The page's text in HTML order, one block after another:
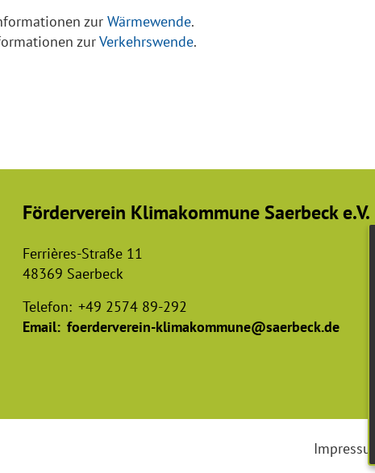
zur Wärmewende.
zurVerkehrswende.
Förderverein Klimakommune Saerbeck e.V.
Ferrières-Straße 11
48369 Saerbeck
Telefon: +49 2574 89-292
Email: foerderverein-klimakommune@saerbeck.de
Impressum